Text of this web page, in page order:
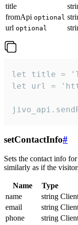
title
fromApi optional
url optional
let title =
let url =
setContactInfo#
Sets the contact info
similarly as if the
Name Type
name
string
email
string
phone
string